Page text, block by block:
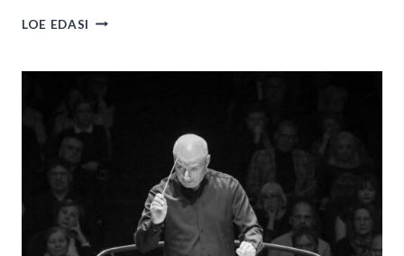
LOE EDASI PÄRNU
ON
TÄNA PANNAKSE
FESTIVALI
LISAKONTSERDID
LISAPILETID
VÄLJAMÜÜDUD